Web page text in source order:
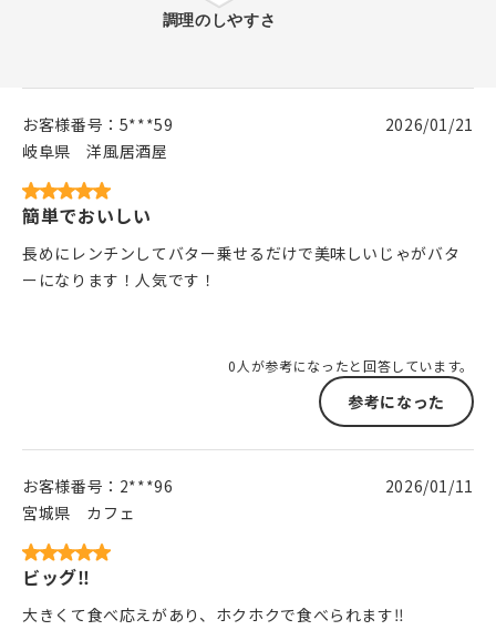
お客様番号： 5***59
岐阜県
洋風居酒屋
2026/01/21
簡単でおいしい
長めにレンチンしてバター乗せるだけで美味しいじゃがバタ
ーになります！人気です！
0人が参考になったと回答しています。
参考になった
お客様番号： 2***96
宮城県
カフェ
2026/01/11
ビッグ‼️
大きくて食べ応えがあり、ホクホクで食べられます‼️